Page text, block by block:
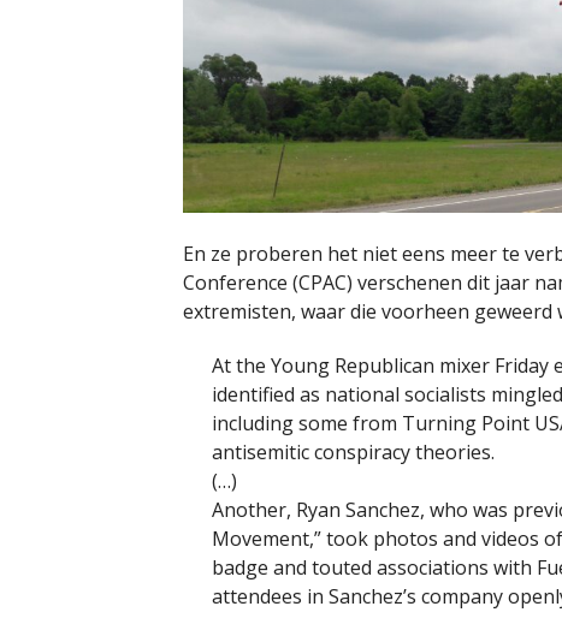
En ze proberen het niet eens meer te
Conference (CPAC) verschenen dit jaar
extremisten, waar die voorheen geweerd
At the Young Republican mixer
identified as national socialists
including some from Turning Point
antisemitic conspiracy theories.
(…)
Another, Ryan Sanchez, who was
Movement,” took photos and videos
badge and touted associations with
attendees in Sanchez’s company